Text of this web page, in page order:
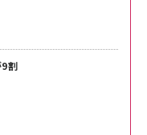
割